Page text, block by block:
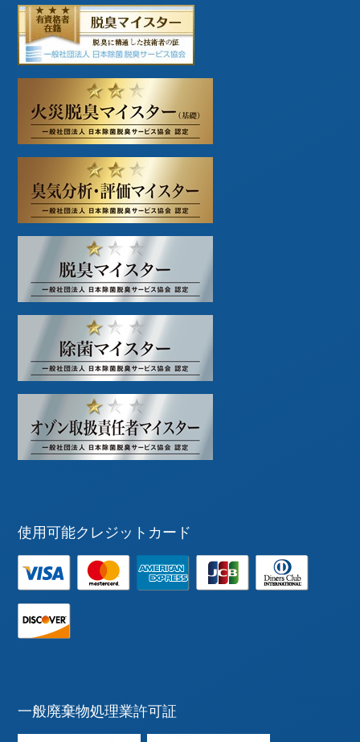
使用可能クレジットカード
一般廃棄物処理業許可証